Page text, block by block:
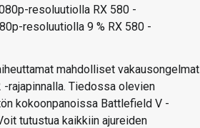
resoluutiolla RX 580 -
resoluutiolla 9 % RX 580 -
mahdolliset vakausongelmat
rajapinnalla. Tiedossa olevien
kokoonpanoissa Battlefield V -
tutustua kaikkiin ajureiden